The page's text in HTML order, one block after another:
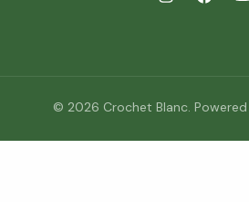
© 2026 Crochet Blanc.